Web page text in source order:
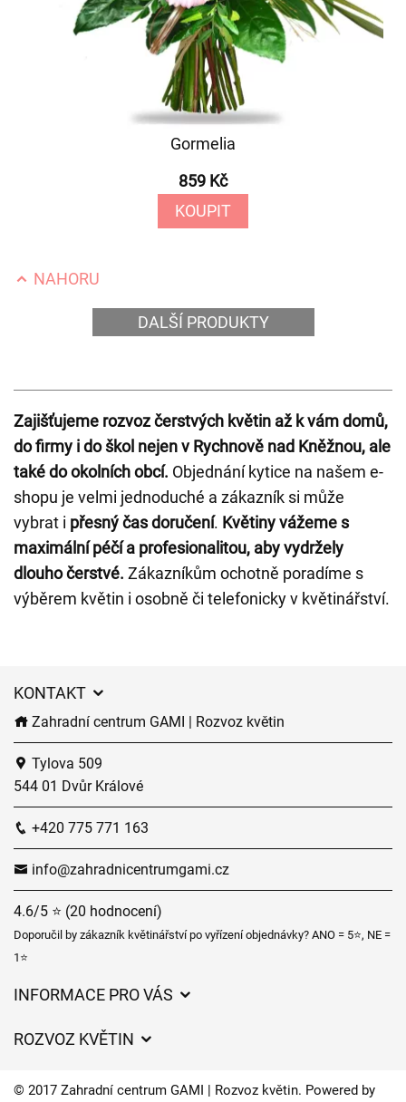
Gormelia
859 Kč
KOUPIT
NAHORU
DALŠÍ PRODUKTY
Zajišťujeme rozvoz čerstvých květin až k vám domů,
do firmy i do škol nejen v Rychnově nad Kněžnou, ale
také do okolních obcí. Objednání kytice na našem e-
shopu je velmi jednoduché a zákazník si může
vybrat i přesný čas doručení. Květiny vážeme s
maximální péčí a profesionalitou, aby vydržely
dlouho čerstvé. Zákazníkům ochotně poradíme s
výběrem květin i osobně či telefonicky v květinářství.
KONTAKT
Zahradní centrum GAMI | Rozvoz květin
Tylova 509
544 01 Dvůr Králové
+420 775 771 163
info@zahradnicentrumgami.cz
4.6/5 ⭐ (20 hodnocení)
Doporučil by zákazník květinářství po vyřízení objednávky? ANO = 5⭐, NE =
1⭐
INFORMACE PRO VÁS
Často kladené dotazy
ROZVOZ KVĚTIN
Kam doručujeme květiny
© 2017 Zahradní centrum GAMI | Rozvoz květin. Powered by